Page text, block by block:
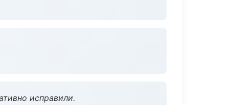
исправили.